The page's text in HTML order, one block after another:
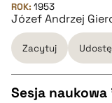
pobierz cytat
BIBTEX
pobierz cytat
ROK: 1953
Józef Andrzej
Zacytuj
Sesja